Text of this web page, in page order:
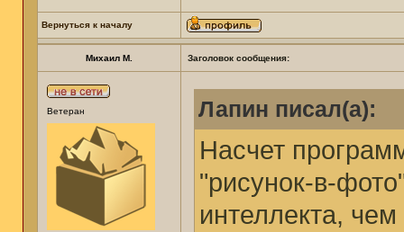
Вернуться к началу
Михаил М. Заголовок сообщения:
Ветеран Лапин писал(а):
Насчет
"рисунок-в-
интеллекта,